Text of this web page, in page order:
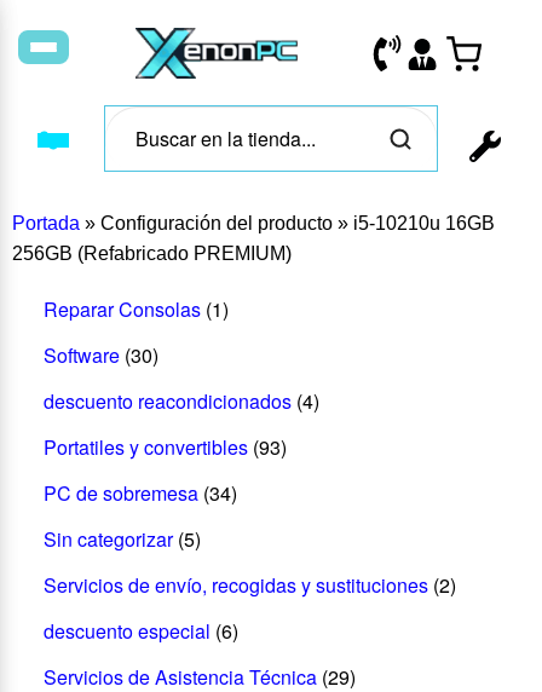
Portada » Configuración del producto » i5-10210u 16GB
256GB (Refabricado PREMIUM)
Reparar Consolas (1)
Software (30)
descuento reacondicionados (4)
Portatiles y convertibles (93)
PC de sobremesa (34)
Sin categorizar (5)
Servicios de envío, recogidas y sustituciones (2)
descuento especial (6)
Servicios de Asistencia Técnica (29)